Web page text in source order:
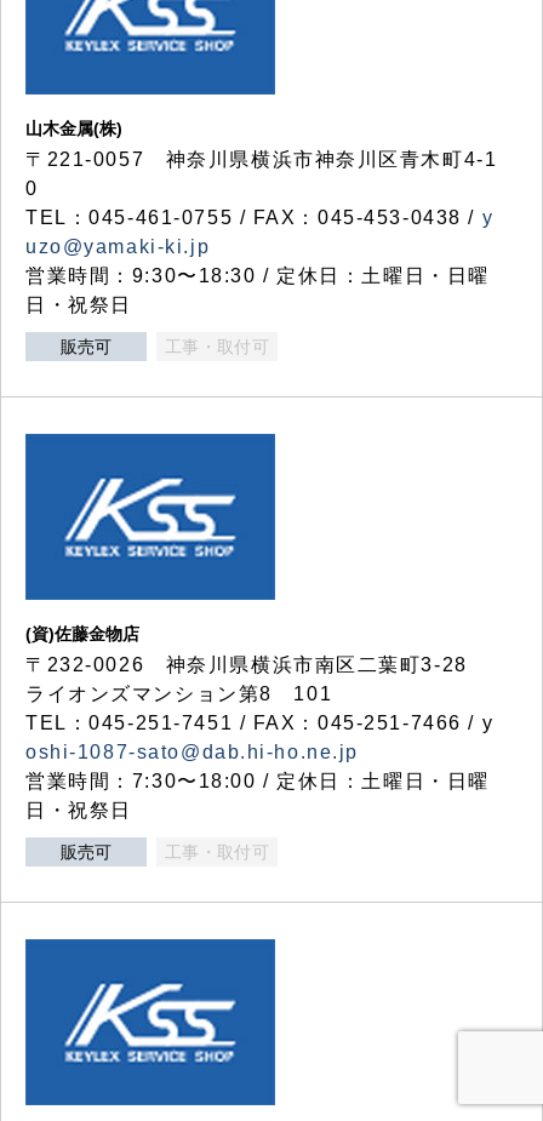
山木金属(株)
〒221-0057 神奈川県横浜市神奈川区青木町4-1
0
TEL：045-461-0755 / FAX：045-453-0438 / y
uzo@yamaki-ki.jp
営業時間：9:30〜18:30 / 定休日：土曜日・日曜
日・祝祭日
販売可 工事・取付可
(資)佐藤金物店
〒232-0026 神奈川県横浜市南区二葉町3-28
ライオンズマンション第8 101
TEL：045-251-7451 / FAX：045-251-7466 / y
oshi-1087-sato@dab.hi-ho.ne.jp
営業時間：7:30〜18:00 / 定休日：土曜日・日曜
日・祝祭日
販売可 工事・取付可